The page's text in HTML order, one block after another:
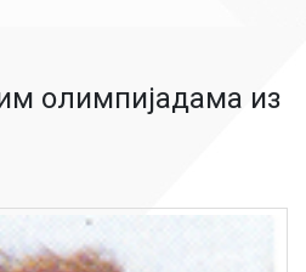
олимпијадама из